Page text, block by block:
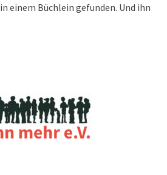
einem Büchlein gefunden. Und ihn